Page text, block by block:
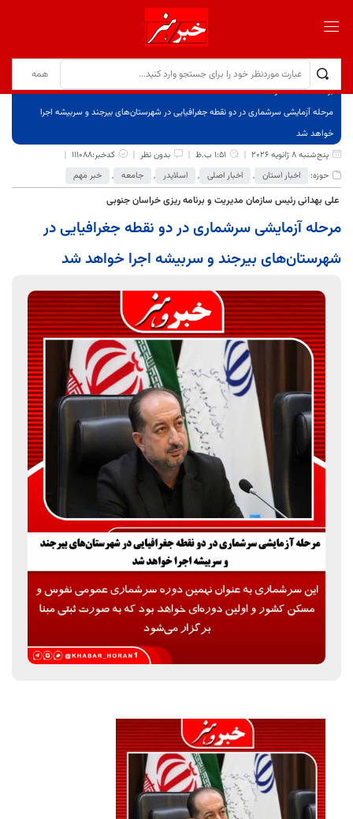
برگ نخست
نوشته‌ها
مرحله آزمایشی سرشماری در دو نقطه جغرافیایی در شهرستان‌های بیرجند و سربیشه اجرا
خواهد شد
پنج‌شنبه 8 ژانویه 2026
1:51 ب.ظ بدون نظر
کدخبر:111088
حوزه:
اخبار استان , اخبار اصلی , اسلایدر , جامعه , خبر مهم
علی بهدانی رئیس سازمان مدیریت و برنامه ریزی خراسان جنوبی
مرحله آزمایشی سرشماری در دو نقطه جغرافیایی در
شهرستان‌های بیرجند و سربیشه اجرا خواهد شد